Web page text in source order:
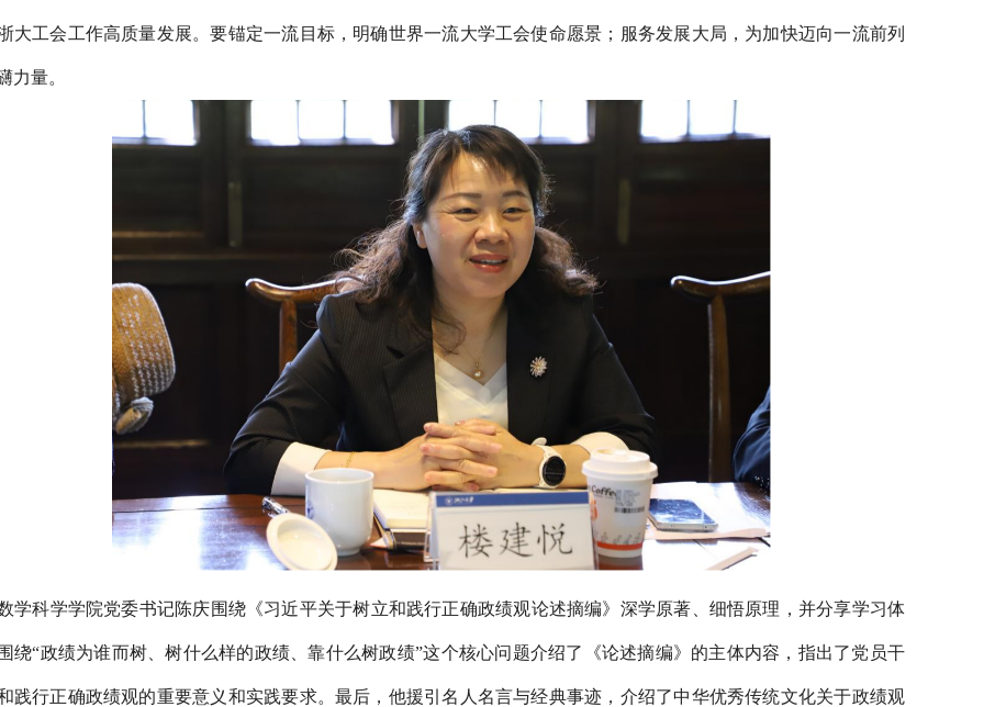
大工会工作高质量发展。要锚定一流目标，明确世界一流大学工会使命愿景；服务发展大局，为加快迈向一流前列
力量。
学科学学院党委书记陈庆围绕《习近平关于树立和践行正确政绩观论述摘编》深学原著、细悟原理，并分享学习体
绕“政绩为谁而树、树什么样的政绩、靠什么树政绩”这个核心问题介绍了 《论述摘编》的主体内容 ，指出了党员干
践行正确政绩观的重要意义和实践要求。最后，他援引名人名言与经典事迹，介绍了中华优秀传统文化关于政绩观